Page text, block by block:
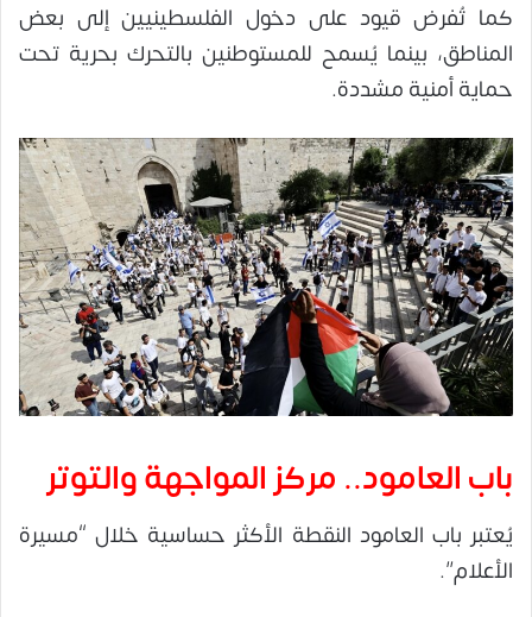
كما تُفرض قيود على دخول الفلسطينيين إلى بعض
المناطق، بينما يُسمح للمستوطنين بالتحرك بحرية تحت
حماية أمنية مشددة.
باب العامود.. مركز المواجهة والتوتر
يُعتبر باب العامود النقطة الأكثر حساسية خلال “مسيرة
الأعلام”.